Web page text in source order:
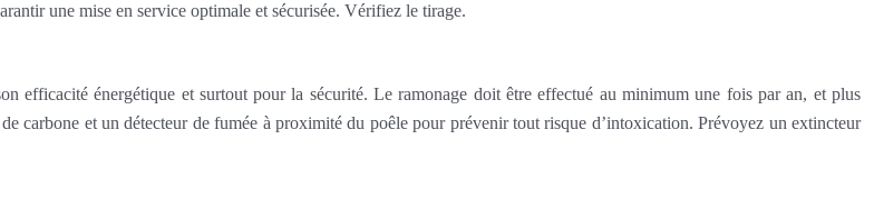
une mise en service optimale et sécurisée. Vérifiez le tirage.
efficacité énergétique et surtout pour la sécurité. Le ramonage doit être effectué au minimum une fois par an, et plus
carbone et un détecteur de fumée à proximité du poêle pour prévenir tout risque d’intoxication. Prévoyez un extincteur